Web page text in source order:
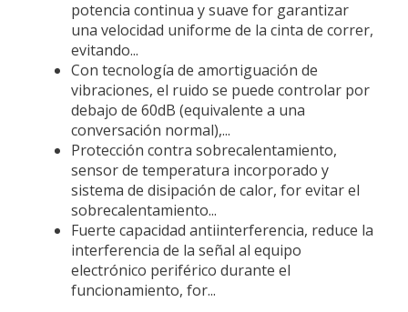
potencia continua y suave for garantizar
una velocidad uniforme de la cinta de correr,
evitando...
Con tecnología de amortiguación de
vibraciones, el ruido se puede controlar por
debajo de 60dB (equivalente a una
conversación normal),...
Protección contra sobrecalentamiento,
sensor de temperatura incorporado y
sistema de disipación de calor, for evitar el
sobrecalentamiento...
Fuerte capacidad antiinterferencia, reduce la
interferencia de la señal al equipo
electrónico periférico durante el
funcionamiento, for...